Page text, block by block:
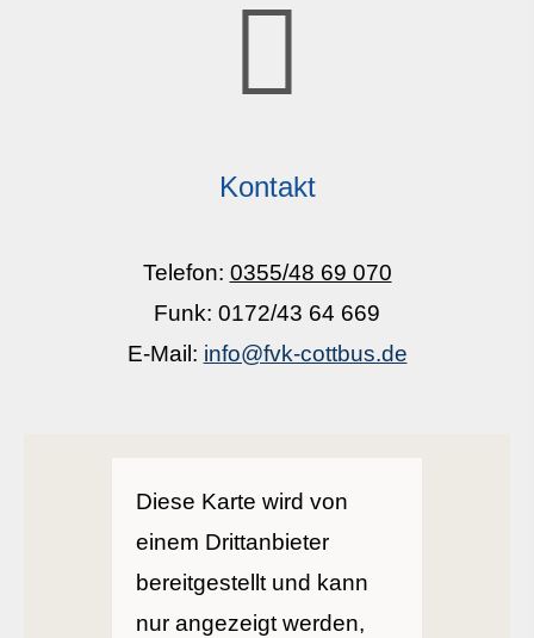
Kontakt
Telefon: 0355/48 69 070
Funk: 0172/43 64 669
E-Mail: info@fvk-cottbus.de
Diese Karte wird von
einem Drittanbieter
bereitgestellt und kann
nur angezeigt werden,